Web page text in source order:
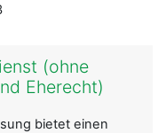
(ohne
Eherecht)
bietet einen